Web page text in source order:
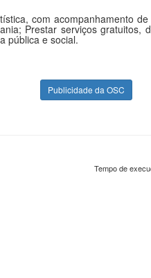
com acompanhamento
Prestar serviços gratuitos,
pública e social.
Publicidade da OSC
Tempo de